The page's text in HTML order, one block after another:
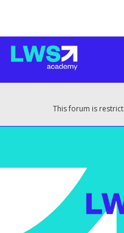
This forum is